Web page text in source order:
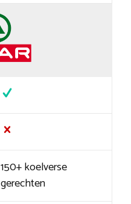
150+ koelverse
gerechten